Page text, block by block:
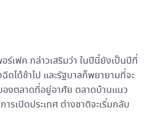
เฟค กล่าวเสริมว่า ในปีนี้ยังเป็นปีที่
ได้ช้าไป และรัฐบาลก็พยายามที่จะ
องตลาดที่อยู่อาศัย ตลาดบ้านแนว
รเปิดประเทศ ต่างชาติจะเริ่มกลับ